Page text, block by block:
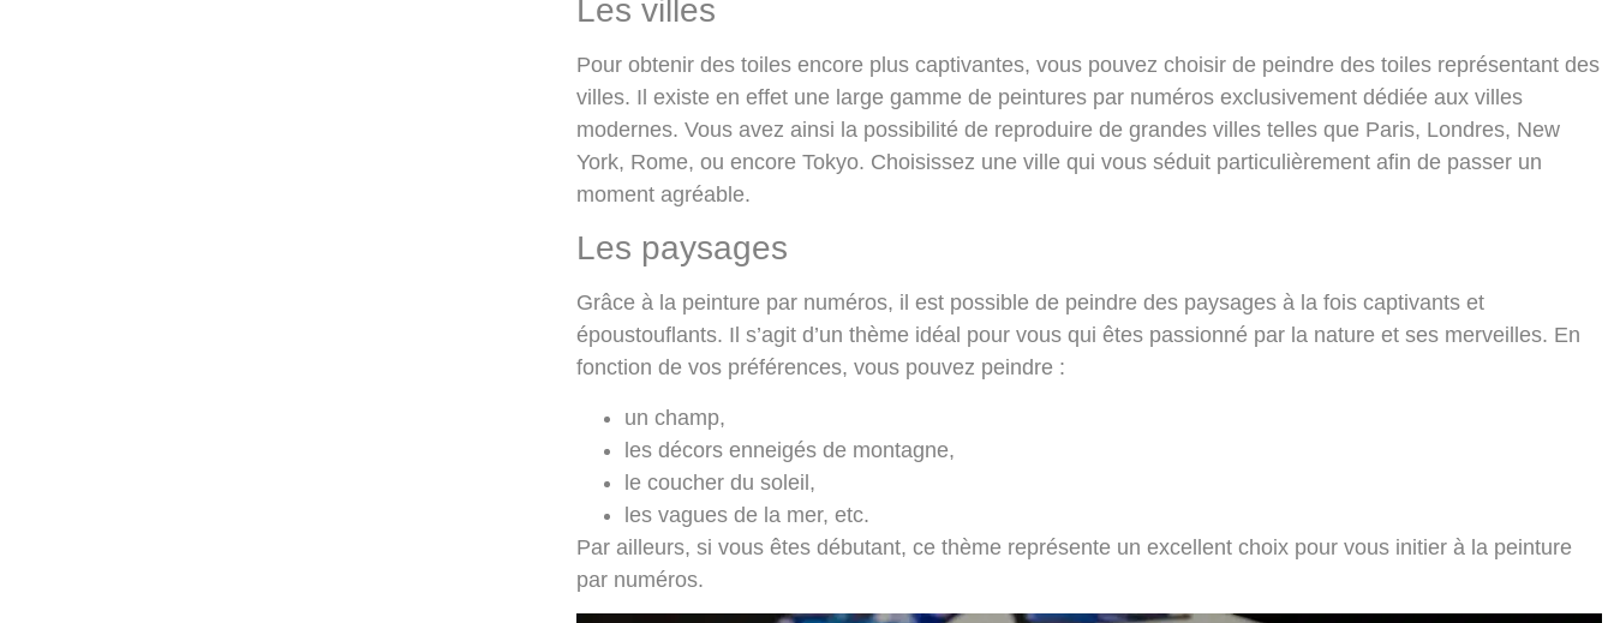
Les villes
Pour obtenir des toiles encore plus captivantes, vous pouvez choisir de peindre des toiles représentant des
villes. Il existe en effet une large gamme de peintures par numéros exclusivement dédiée aux villes
modernes. Vous avez ainsi la possibilité de reproduire de grandes villes telles que Paris, Londres, New
York, Rome, ou encore Tokyo. Choisissez une ville qui vous séduit particulièrement afin de passer un
moment agréable.
Les paysages
Grâce à la peinture par numéros, il est possible de peindre des paysages à la fois captivants et
époustouflants. Il s’agit d’un thème idéal pour vous qui êtes passionné par la nature et ses merveilles. En
fonction de vos préférences, vous pouvez peindre :
un champ,
les décors enneigés de montagne,
le coucher du soleil,
les vagues de la mer, etc.
Par ailleurs, si vous êtes débutant, ce thème représente un excellent choix pour vous initier à la peinture
par numéros.